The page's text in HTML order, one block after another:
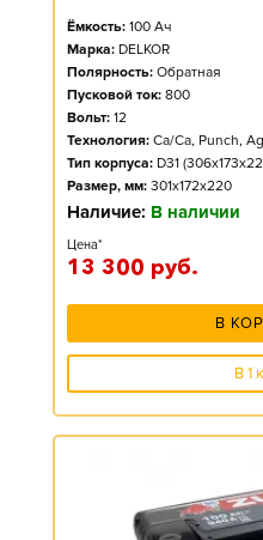
Ёмкость: 100 Ач
Марка: DELKOR
Полярность: Обратная
Пусковой ток: 800
Вольт: 12
Технология: Ca/Ca, Punch,
Тип корпуса: D31
Размер, мм: 301x172x220
Наличие: В наличии
Цена*
13 300 руб.
В
В 1